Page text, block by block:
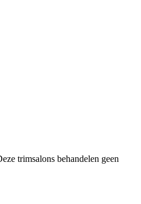
trimsalons behandelen geen